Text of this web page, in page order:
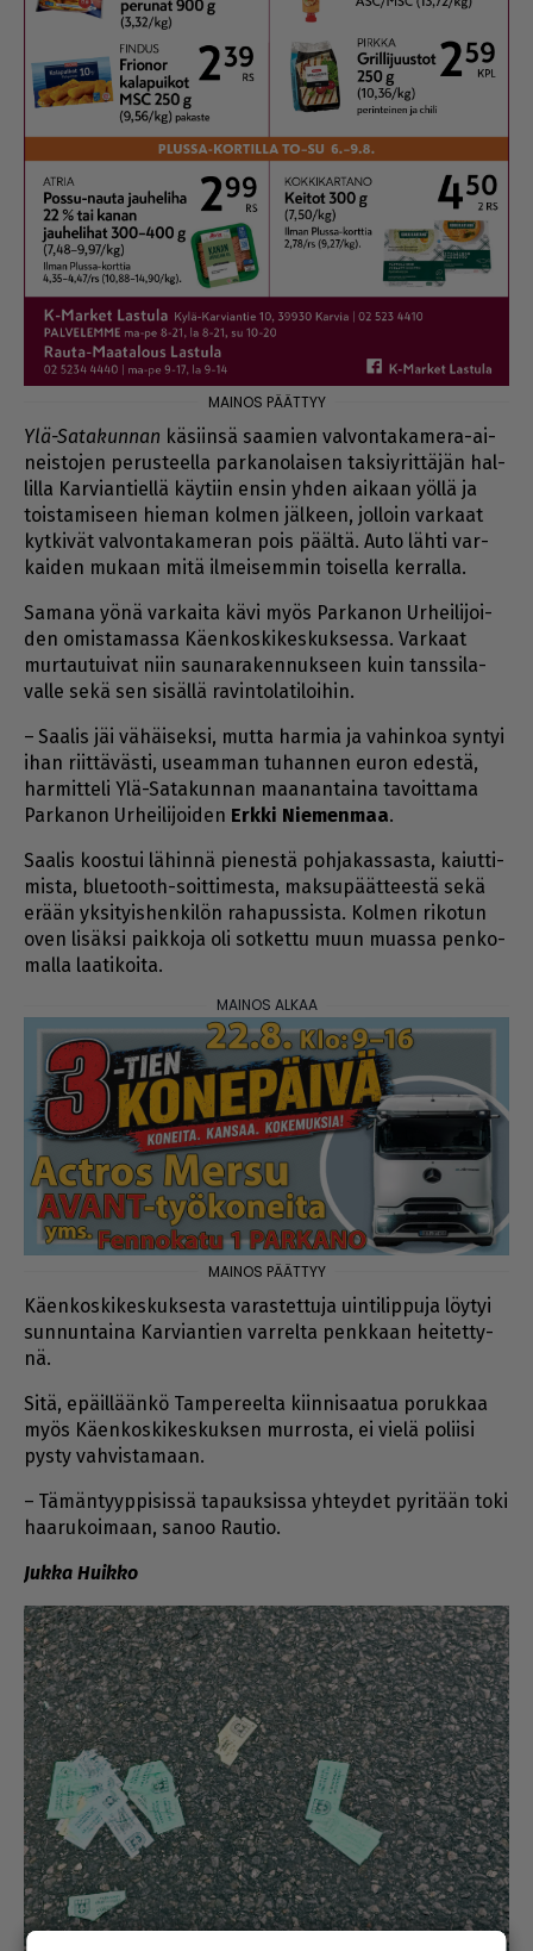
Ylä-Sa­ta­kun­nan kä­siin­sä saa­mien val­von­ta­ka­me­ra-ai­
neis­to­jen pe­rus­teel­la par­ka­no­lai­sen tak­siy­rit­tä­jän hal­
lil­la Kar­vi­an­tiel­lä käy­tiin en­sin yh­den ai­kaan yöl­lä ja
tois­ta­mi­seen hie­man kol­men jäl­keen, jol­loin var­kaat
kyt­ki­vät val­von­ta­ka­me­ran pois pääl­tä. Au­to läh­ti var­
kai­den mu­kaan mitä il­mei­sem­min toi­sel­la ker­ral­la.
Sa­ma­na yö­nä var­kai­ta kävi myös Par­ka­non Ur­hei­li­joi­
den omis­ta­mas­sa Kä­en­kos­ki­kes­kuk­ses­sa. Var­kaat
mur­tau­tui­vat niin sau­na­ra­ken­nuk­seen kuin tans­si­la­
val­le sekä sen si­säl­lä ra­vin­to­la­ti­loi­hin.
– Saa­lis jäi vä­häi­sek­si, mut­ta har­mia ja va­hin­koa syn­tyi
ihan riit­tä­väs­ti, use­am­man tu­han­nen eu­ron edes­tä,
har­mit­te­li Ylä-Sa­ta­kun­nan maa­nan­tai­na ta­voit­ta­ma
Par­ka­non Ur­hei­li­joi­den Erk­ki Nie­men­maa.
Saa­lis koos­tui lä­hin­nä pie­nes­tä poh­ja­kas­sas­ta, kai­ut­ti­
mis­ta, blu­e­tooth-soit­ti­mes­ta, mak­su­päät­tees­tä sekä
erään yk­si­tyis­hen­ki­lön ra­ha­pus­sis­ta. Kol­men ri­ko­tun
oven li­säk­si paik­ko­ja oli sot­ket­tu muun mu­as­sa pen­ko­
mal­la laa­ti­koi­ta.
Kä­en­kos­ki­kes­kuk­ses­ta va­ras­tet­tu­ja uin­ti­lip­pu­ja löy­tyi
sun­nun­tai­na Kar­vi­an­tien var­rel­ta penk­kaan hei­tet­ty­
nä.
Sitä, epäil­lään­kö Tam­pe­reel­ta kiin­ni­saa­tua po­ruk­kaa
myös Kä­en­kos­ki­kes­kuk­sen mur­ros­ta, ei vie­lä po­lii­si
pys­ty vah­vis­ta­maan.
– Tä­män­tyyp­pi­sis­sä ta­pauk­sis­sa yh­tey­det py­ri­tään toki
haa­ru­koi­maan, sa­noo Rau­tio.
Juk­ka Huik­ko